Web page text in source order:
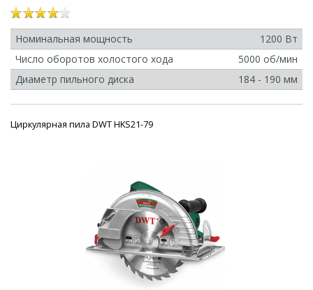
Номинальная мощность
1200 Вт
Число оборотов холостого хода
5000 об/мин
Диаметр пильного диска
184 - 190 мм
Циркулярная пила DWT HKS21-79